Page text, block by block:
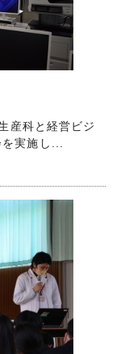
産科と経営ビジ
実施し...